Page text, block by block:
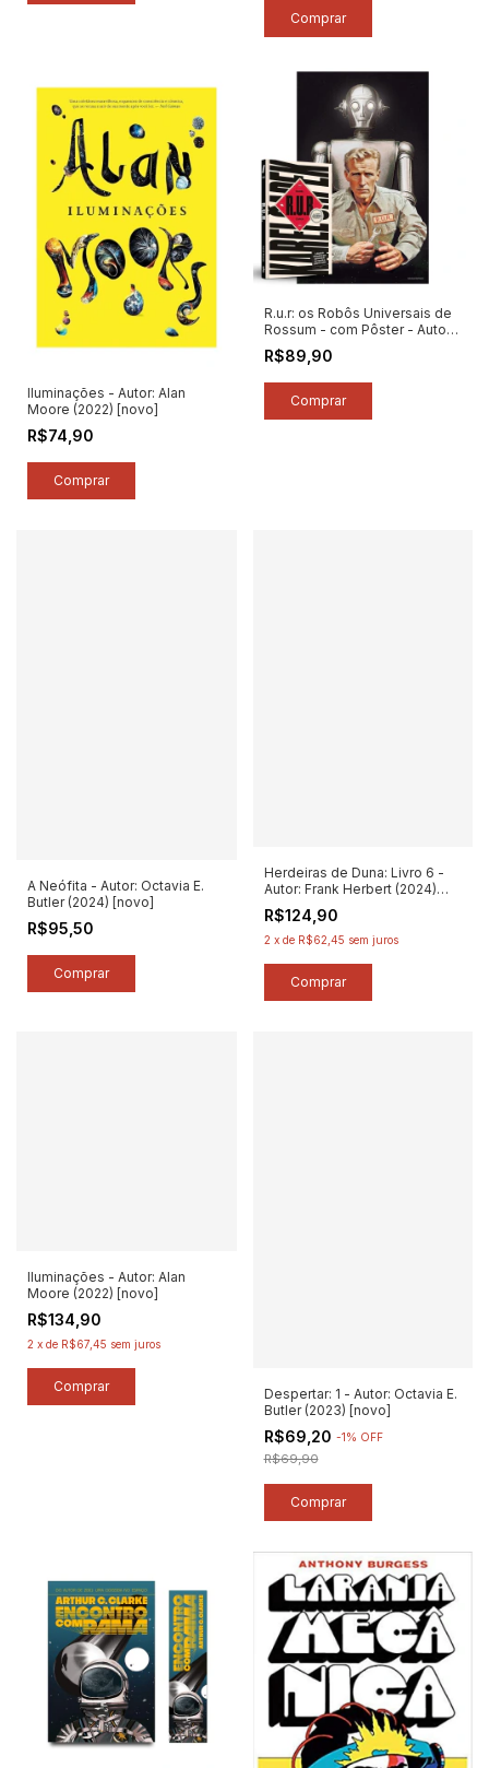
Iluminações - Autor: Alan
Moore (2022) [novo]
R$74,90
R.u.r: os Robôs Universais de
Rossum - com Pôster - Autor:
Karel Capekfc (2024) [novo]
R$89,90
A Neófita - Autor: Octavia E.
Butler (2024) [novo]
R$95,50
Herdeiras de Duna: Livro 6 -
Autor: Frank Herbert (2024)
[novo]
R$124,90
2 x de R$62,45 sem juros
Iluminações - Autor: Alan
Moore (2022) [novo]
R$134,90
2 x de R$67,45 sem juros
Despertar: 1 - Autor: Octavia E.
Butler (2023) [novo]
R$69,20 -1 % OFF
R$69,90